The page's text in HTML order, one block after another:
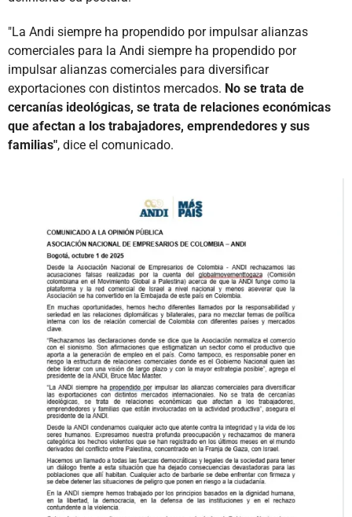
"La Andi siempre ha propendido por impulsar alianzas
comerciales para la Andi siempre ha propendido por
impulsar alianzas comerciales para diversificar
exportaciones con distintos mercados. No se trata de
cercanías ideológicas, se trata de relaciones económicas
que afectan a los trabajadores, emprendedores y sus
familias", dice el comunicado.